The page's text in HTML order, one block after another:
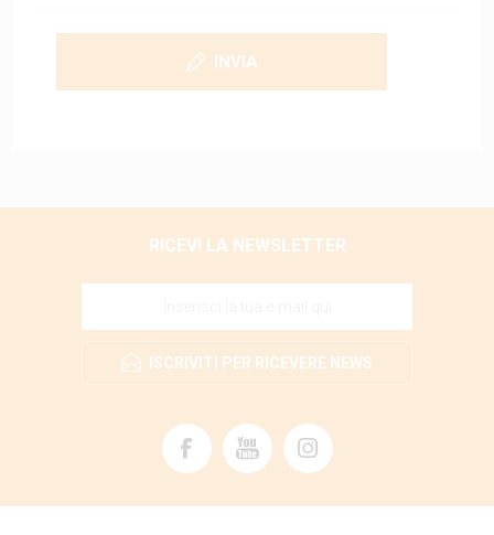
INVIA
RICEVI LA NEWSLETTER
ISCRIVITI PER RICEVERE NEWS